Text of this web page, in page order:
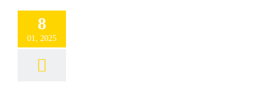
8
01, 2025